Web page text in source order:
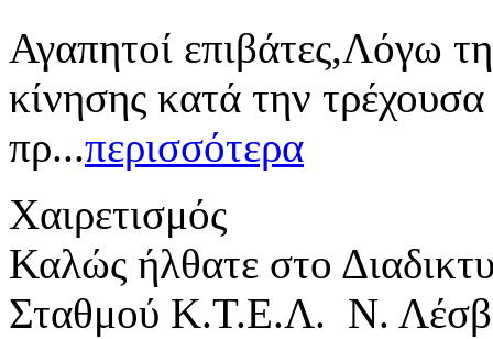
Αγαπητοί επιβάτες,Λόγω
κίνησης κατά την
πρ...περισσότερα
Χαιρετισμός
Καλώς ήλθατε στο
Σταθμού Κ.Τ.Ε.Λ. Ν.